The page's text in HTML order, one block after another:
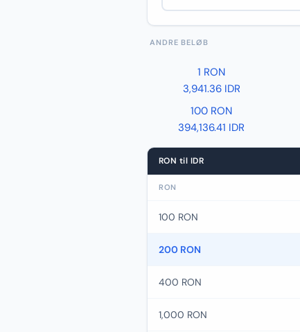
ANDRE BELØB
1 RON
3,941.36 IDR
100 RON
394,136.41 IDR
RON til IDR
RON
100 RON
200 RON
400 RON
1,000 RON